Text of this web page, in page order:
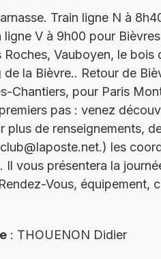
Train ligne N à
V à 9h00 pour
Vauboyen, le bois
la Bièvre.. Retour de
Chantiers, pour Paris
pas : venez
plus de renseignements,
les
Il vous présentera la
Vous, équipement,
: THOUENON Didier